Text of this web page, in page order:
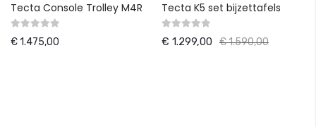
Tecta Console Trolley M4R
€ 1.475,00
Tecta K5 set bijzettafels
€ 1.299,00 € 1.590,00